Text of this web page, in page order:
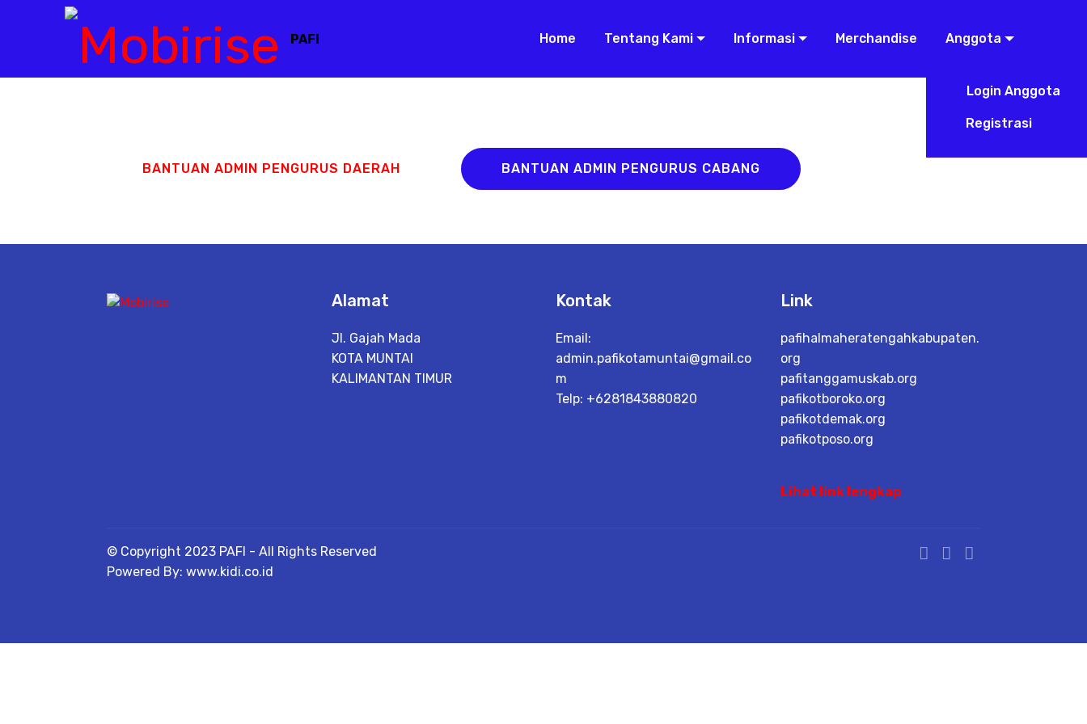
PAFI Home Tentang Kami Informasi Merchandise Anggota
Login Anggota
Registrasi
BANTUAN ADMIN PENGURUS DAERAH BANTUAN ADMIN PENGURUS CABANG
Alamat
Jl. Gajah Mada
KOTA MUNTAI
KALIMANTAN TIMUR
Kontak
Email:
admin.pafikotamuntai@gmail.co
m
Telp: +6281843880820
Link
pafihalmaheratengahkabupaten.
org
pafitanggamuskab.org
pafikotboroko.org
pafikotdemak.org
pafikotposo.org
Lihat link lengkap
© Copyright 2023 PAFI - All Rights Reserved
Powered By: www.kidi.co.id